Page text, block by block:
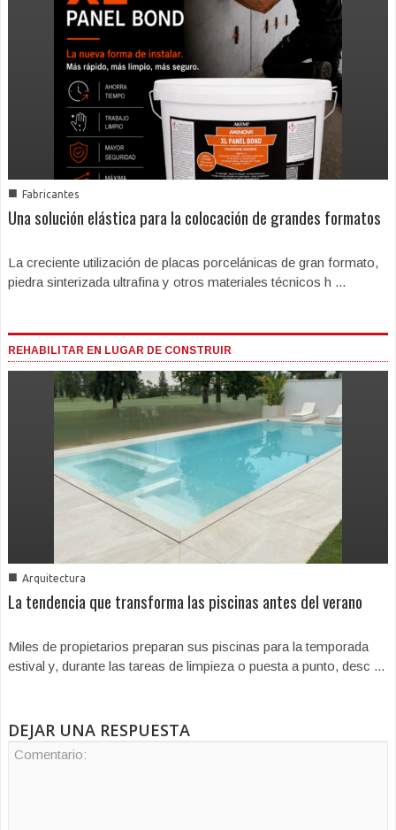
■ Fabricantes
Una solución elástica para la colocación de grandes formatos
La creciente utilización de placas porcelánicas de gran formato,
piedra sinterizada ultrafina y otros materiales técnicos h ...
REHABILITAR EN LUGAR DE CONSTRUIR
■ Arquitectura
La tendencia que transforma las piscinas antes del verano
Miles de propietarios preparan sus piscinas para la temporada
estival y, durante las tareas de limpieza o puesta a punto, desc ...
DEJAR UNA RESPUESTA